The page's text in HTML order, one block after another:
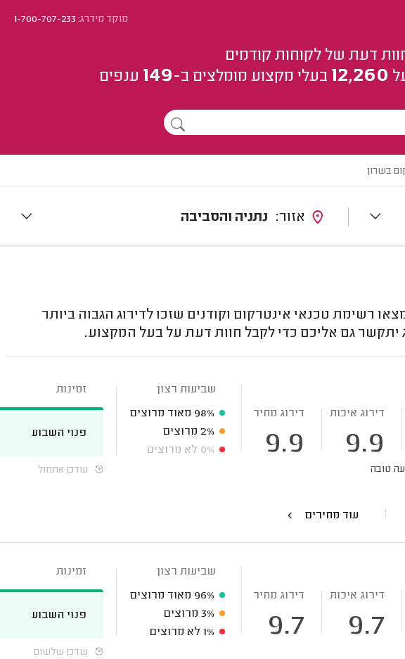
מוקד מידרג:1-700-707-233
דעת של לקוחות קודמים
12,260 בעלי מקצוע מומלצים ב-149 ענפים
בשרון
נתניה והסביבה
רשימת טכנאי אינטרקום וקודנים שזכו לדירוג הגבוה ביותר
יתקשר גם אליכם כדי לקבל חוות דעת על בעל המקצוע.
דירוג איכות
9.9
דירוג מחיר
9.9
טובה
שביעות רצון
98% מאוד מרוצים
2% מרוצים
0% לא מרוצים
זמינות
פנוי השבוע
עודכן אתמול
עוד מחירים
דירוג איכות
9.7
דירוג מחיר
9.7
שביעות רצון
96% מאוד מרוצים
3% מרוצים
1% לא מרוצים
זמינות
פנוי השבוע
עודכן שלשום